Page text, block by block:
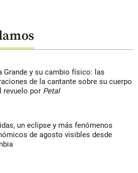
Grande y su cambio físico: las
de la cantante sobre su cuerpo
revuelo por Petal
un eclipse y más fenómenos
de agosto visibles desde